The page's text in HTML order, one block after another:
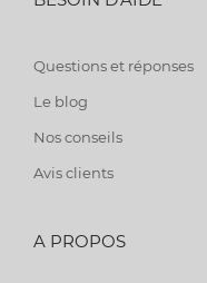
Questions et réponses
Le blog
Nos conseils
Avis clients
A PROPOS